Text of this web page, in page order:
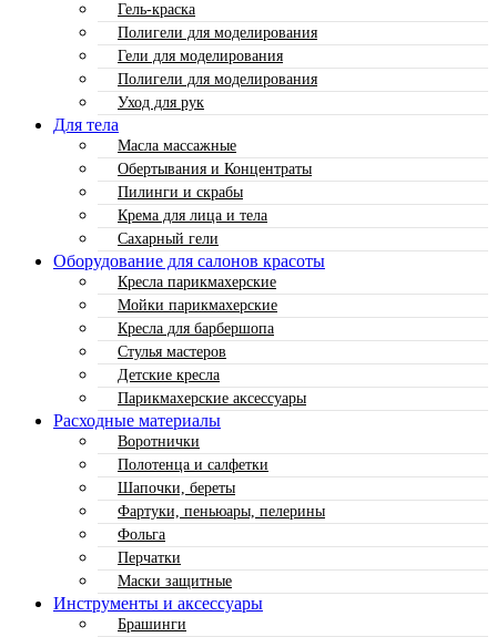
Гель-краска
Полигели для моделирования
Гели для моделирования
Полигели для моделирования
Уход для рук
Для тела
Масла массажные
Обертывания и Концентраты
Пилинги и скрабы
Крема для лица и тела
Сахарный гели
Оборудование для салонов красоты
Кресла парикмахерские
Мойки парикмахерские
Кресла для барбершопа
Стулья мастеров
Детские кресла
Парикмахерские аксессуары
Расходные материалы
Воротнички
Полотенца и салфетки
Шапочки, береты
Фартуки, пеньюары, пелерины
Фольга
Перчатки
Маски защитные
Инструменты и аксессуары
Брашинги